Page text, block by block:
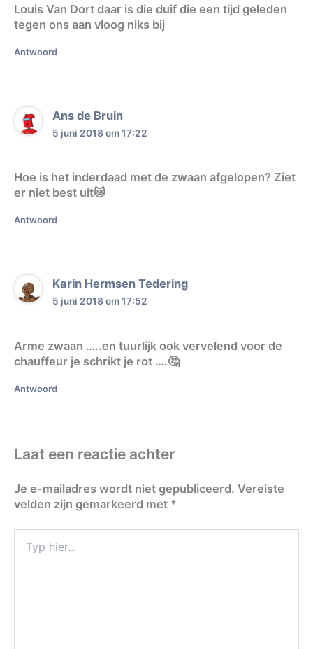
Louis Van Dort daar is die duif die een tijd geleden
tegen ons aan vloog niks bij
Antwoord
Ans de Bruin
5 juni 2018 om 17:22
Hoe is het inderdaad met de zwaan afgelopen? Ziet
er niet best uit😿
Antwoord
Karin Hermsen Tedering
5 juni 2018 om 17:52
Arme zwaan …..en tuurlijk ook vervelend voor de
chauffeur je schrikt je rot ….🤔
Antwoord
Laat een reactie achter
Je e-mailadres wordt niet gepubliceerd. Vereiste
velden zijn gemarkeerd met *
hier...